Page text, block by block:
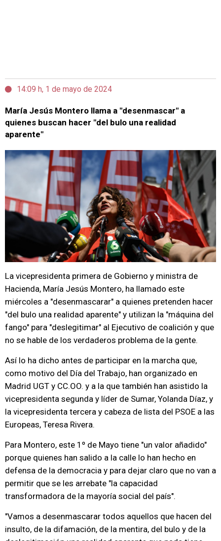
14:09 h, 1 de mayo de 2024
María Jesús Montero llama a "desenmascar" a
quienes buscan hacer "del bulo una realidad
aparente"
La vicepresidenta primera de Gobierno y ministra de
Hacienda, María Jesús Montero, ha llamado este
miércoles a "desenmascarar" a quienes pretenden hacer
"del bulo una realidad aparente" y utilizan la "máquina del
fango" para "deslegitimar" al Ejecutivo de coalición y que
no se hable de los verdaderos problema de la gente.
Así lo ha dicho antes de participar en la marcha que,
como motivo del Día del Trabajo, han organizado en
Madrid UGT y CC.OO. y a la que también han asistido la
vicepresidenta segunda y líder de Sumar, Yolanda Díaz, y
la vicepresidenta tercera y cabeza de lista del PSOE a las
Europeas, Teresa Rivera.
Para Montero, este 1º de Mayo tiene "un valor añadido"
porque quienes han salido a la calle lo han hecho en
defensa de la democracia y para dejar claro que no van a
permitir que se les arrebate "la capacidad
transformadora de la mayoría social del país".
"Vamos a desenmascarar todos aquellos que hacen del
insulto, de la difamación, de la mentira, del bulo y de la